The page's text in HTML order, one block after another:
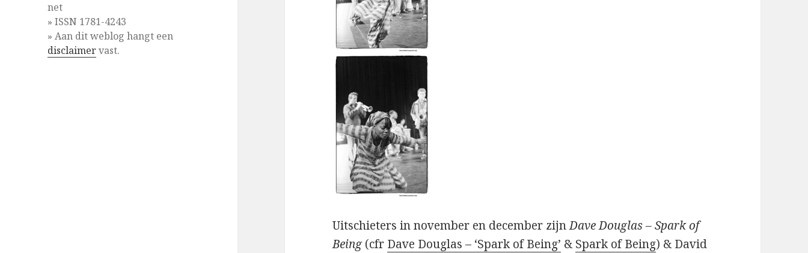
net
» ISSN 1781-4243
» Aan dit weblog hangt een
disclaimervast.
Uitschieters in november en december zijnDave Douglas – Spark of
Being(cfr Dave Douglas – ‘Spark of Being’ & Spark of Being) & David